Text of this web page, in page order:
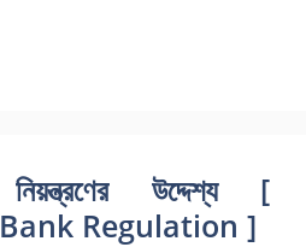
উদ্দেশ্য [
Regulation ]